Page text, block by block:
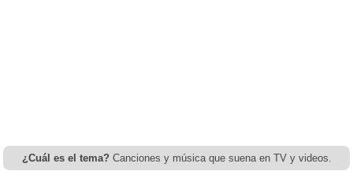
¿Cuál es el tema? Canciones y música que suena en TV y videos.